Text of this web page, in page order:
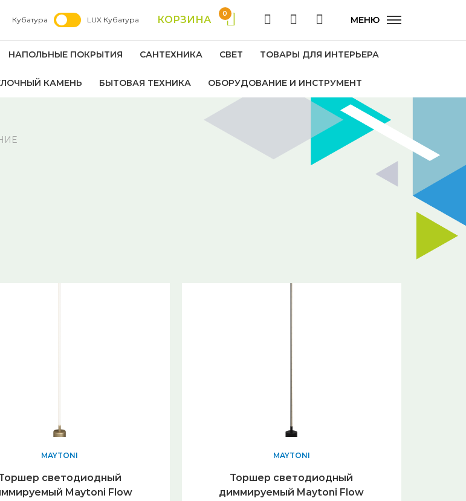
Кубатура LUX Кубатура КОРЗИНА
0
МЕНЮ
НАПОЛЬНЫЕ ПОКРЫТИЯ САНТЕХНИКА СВЕТ ТОВАРЫ ДЛЯ ИНТЕРЬЕРА
КАМЕНЬ БЫТОВАЯ ТЕХНИКА ОБОРУДОВАНИЕ И ИНСТРУМЕНТ
MAYTONI
светодиодный
Maytoni Flow
MAYTONI
Торшер светодиодный
диммируемый Maytoni Flow